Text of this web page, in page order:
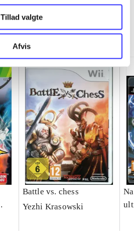
Tillad valgte
Afvis
Battle vs. chess
Yezhi Krasowski